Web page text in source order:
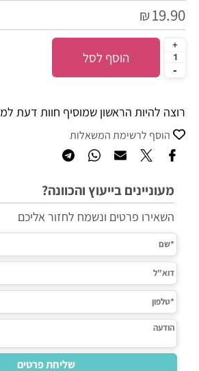
₪19.90
הוסף לסל
רוצה להיות הראשון שמוסיף חוות דעת
הוסף לרשימת המשאלות
מעוניינים בייעוץ והכוונה?
השאירו פרטים ונשמח לחזור אליכם